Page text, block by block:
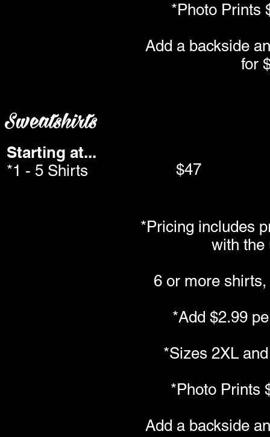
*Photo Prints
Add a backside
for
Sweatshirts
Starting at...
*1 - 5 Shirts $47
*Pricing includes
with the
6 or more
*Add $2.99
*Sizes 2XL
*Photo Prints
Add a backside